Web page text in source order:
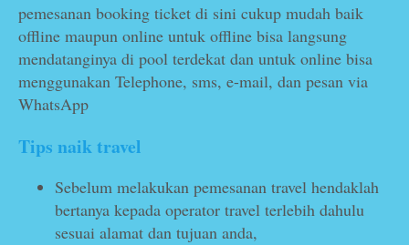
pemesanan booking ticket di sini cukup mudah baik
offline maupun online untuk offline bisa langsung
mendatanginya di pool terdekat dan untuk online bisa
menggunakan Telephone, sms, e-mail, dan pesan via
WhatsApp
Tips naik travel
Sebelum melakukan pemesanan travel hendaklah
bertanya kepada operator travel terlebih dahulu
sesuai alamat dan tujuan anda,